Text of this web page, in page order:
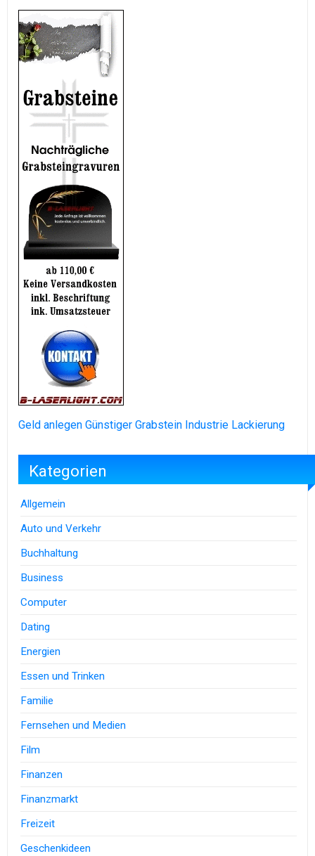
Geld anlegen Günstiger Grabstein Industrie Lackierung
Kategorien
Allgemein
Auto und Verkehr
Buchhaltung
Business
Computer
Dating
Energien
Essen und Trinken
Familie
Fernsehen und Medien
Film
Finanzen
Finanzmarkt
Freizeit
Geschenkideen